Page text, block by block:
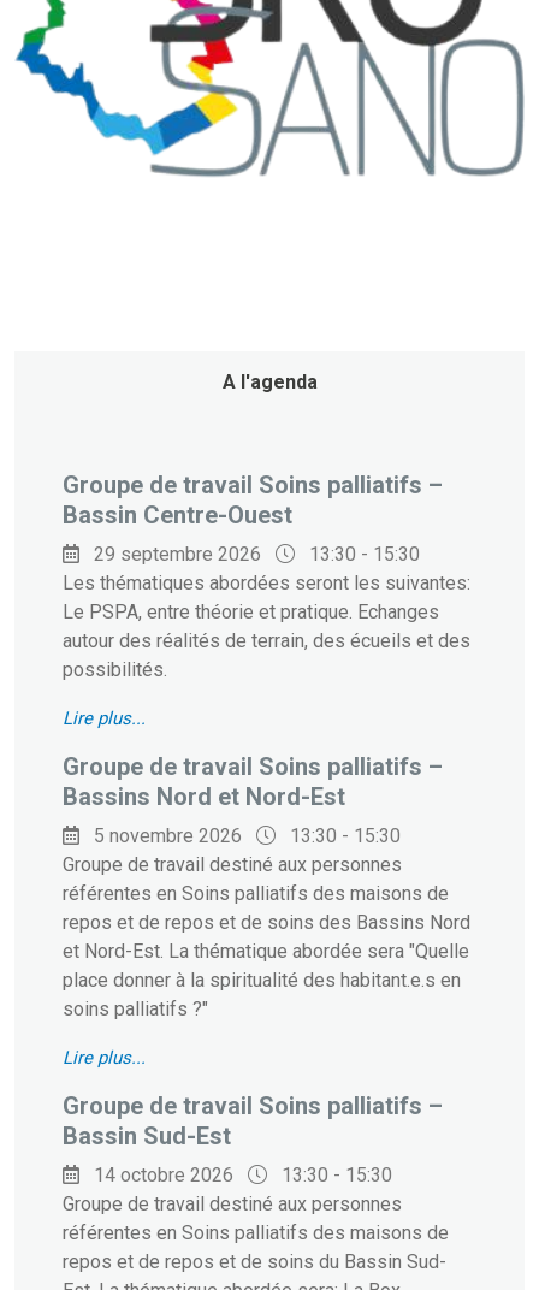
A l'agenda
Groupe de travail Soins palliatifs –
Bassin Centre-Ouest
29 septembre 2026
13:30 - 15:30
Les thématiques abordées seront les suivantes:
Le PSPA, entre théorie et pratique. Echanges
autour des réalités de terrain, des écueils et des
possibilités.
Lire plus...
Groupe de travail Soins palliatifs –
Bassins Nord et Nord-Est
5 novembre 2026
13:30 - 15:30
Groupe de travail destiné aux personnes
référentes en Soins palliatifs des maisons de
repos et de repos et de soins des Bassins Nord
et Nord-Est. La thématique abordée sera "Quelle
place donner à la spiritualité des habitant.e.s en
soins palliatifs ?"
Lire plus...
Groupe de travail Soins palliatifs –
Bassin Sud-Est
14 octobre 2026
13:30 - 15:30
Groupe de travail destiné aux personnes
référentes en Soins palliatifs des maisons de
repos et de repos et de soins du Bassin Sud-